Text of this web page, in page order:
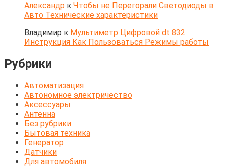
Александр к Чтобы не Перегорали Светодиоды в
Авто Технические характеристики
Владимир к Мультиметр Цифровой dt 832
Инструкция Как Пользоваться Режимы работы
Рубрики
Автоматизация
Автономное электричество
Аксессуары
Антенна
Без рубрики
Бытовая техника
Генератор
Датчики
Для автомобиля